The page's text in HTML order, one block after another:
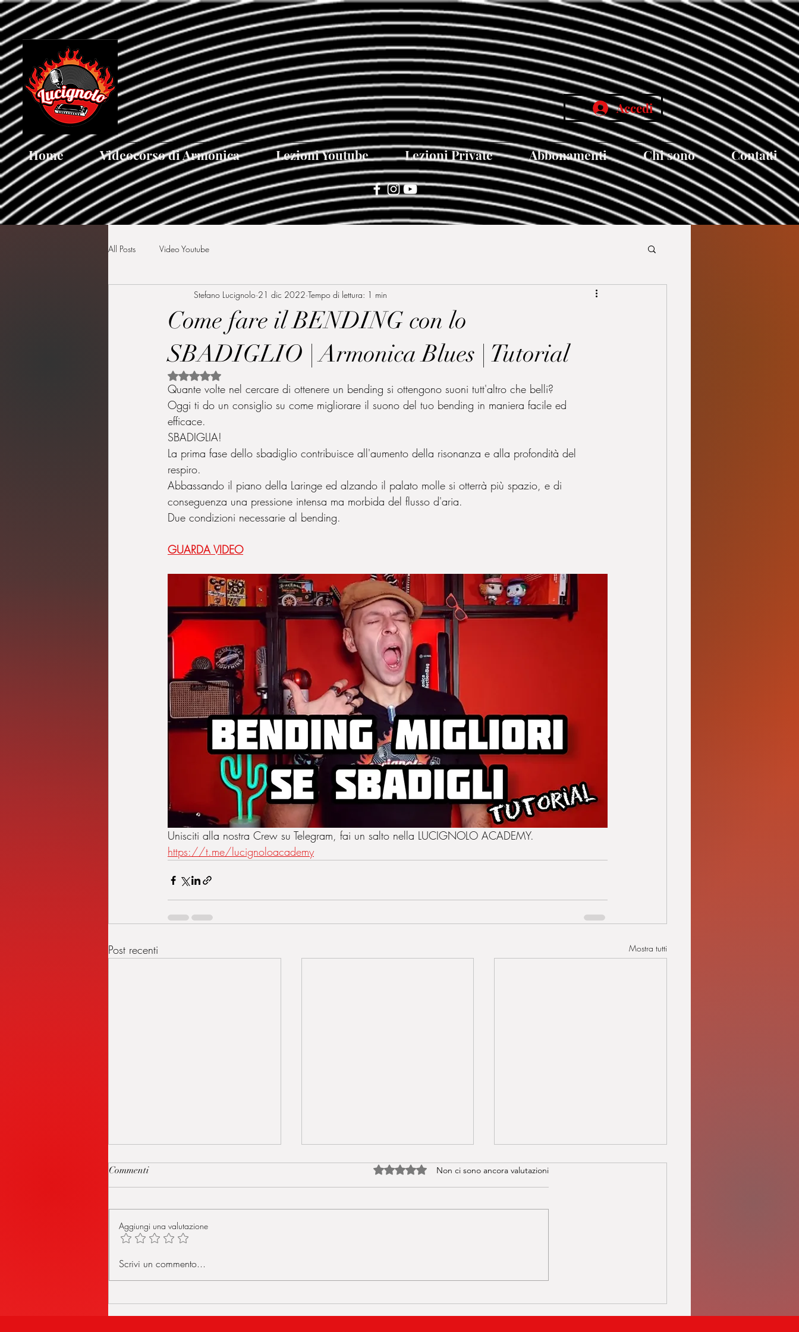
[google5752d089b3584a1d.html]
Accedi
Home Videocorso di Armonica Lezioni Youtube Lezioni Private Abbonamenti Chi sono Contatti
All Posts Video Youtube
Come fare il BENDING con lo
SBADIGLIO | Armonica Blues | Tutorial
Stefano Lucignolo 21 dic 2022 Tempo di lettura: 1 min
Valutazione NaN stelle su 5.
Quante volte nel cercare di ottenere un bending si ottengono suoni tutt'altro che belli?
Oggi ti do un consiglio su come migliorare il suono del tuo bending in maniera facile ed
efficace.
SBADIGLIA!
La prima fase dello sbadiglio contribuisce all'aumento della risonanza e alla profondità del
respiro.
Abbassando il piano della Laringe ed alzando il palato molle si otterrà più spazio, e di
conseguenza una pressione intensa ma morbida del flusso d'aria.
Due condizioni necessarie al bending.
GUARDA VIDEO
Unisciti alla nostra Crew su Telegram, fai un salto nella LUCIGNOLO ACADEMY.
https://t.me/lucignoloacademy
Post recenti Mostra tutti
MILANO HARMONICA
tutto🤩
Commenti Valutazione 0 stelle su 5.Non ci sono ancora valutazioni
Aggiungi una valutazione
Scrivi un commento...